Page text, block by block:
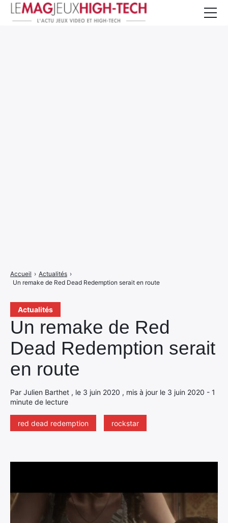
Actualités
Un remake de Red
Dead Redemption serait
en route
Par Julien Barthet , le 3 juin 2020 , mis à jour le 3 juin 2020 - 1
minute de lecture
red dead redemption rockstar
Accueil › Actualités ›
Un remake de Red Dead Redemption serait en route